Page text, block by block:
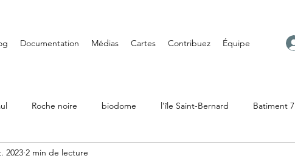
Documentation Médias Cartes Contribuez Équipe
Roche noire biodome l’île Saint-Bernard Batiment 7
Ville Émard Musées
2023 2 min de lecture